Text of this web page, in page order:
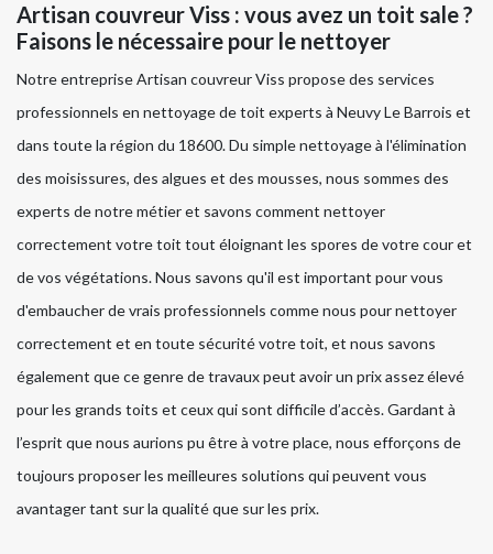
Artisan couvreur Viss : vous avez un toit sale ?
Faisons le nécessaire pour le nettoyer
Notre entreprise Artisan couvreur Viss propose des services
professionnels en nettoyage de toit experts à Neuvy Le Barrois et
dans toute la région du 18600. Du simple nettoyage à l'élimination
des moisissures, des algues et des mousses, nous sommes des
experts de notre métier et savons comment nettoyer
correctement votre toit tout éloignant les spores de votre cour et
de vos végétations. Nous savons qu'il est important pour vous
d'embaucher de vrais professionnels comme nous pour nettoyer
correctement et en toute sécurité votre toit, et nous savons
également que ce genre de travaux peut avoir un prix assez élevé
pour les grands toits et ceux qui sont difficile d’accès. Gardant à
l’esprit que nous aurions pu être à votre place, nous efforçons de
toujours proposer les meilleures solutions qui peuvent vous
avantager tant sur la qualité que sur les prix.